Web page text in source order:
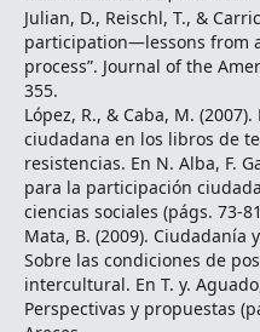
Julian, D., Reischl, T., &
participation—lessons from
process”. Journal of the
355.
López, R., & Caba, M.
ciudadana en los libros de
resistencias. En N. Alba, F.
para la participación
ciencias sociales (págs. 73-
Mata, B. (2009).
Sobre las condiciones de
intercultural. En T. y.
Perspectivas y propuestas